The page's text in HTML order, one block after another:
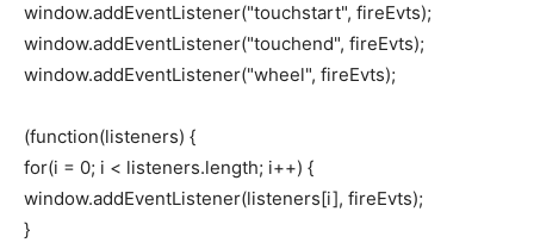
window.addEventListener("touchstart", fireEvts);
window.addEventListener("touchend", fireEvts);
window.addEventListener("wheel", fireEvts);
(function(listeners) {
for(i = 0; i < listeners.length; i++) {
window.addEventListener(listeners[i], fireEvts);
}